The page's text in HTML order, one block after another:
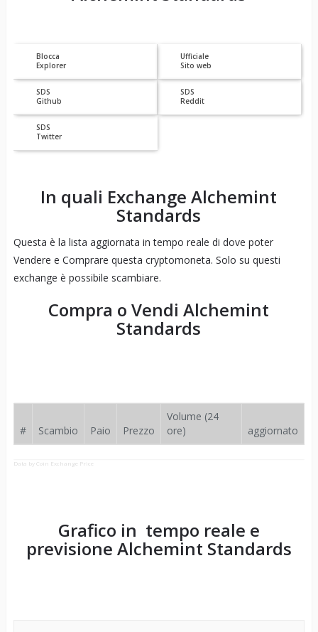
Blocca
Explorer
Ufficiale
Sito web
SDS
Github
SDS
Reddit
SDS
Twitter
In quali ExchangeAlchemint
Standards
Questa è la lista aggiornata in tempo reale di dove poter
Vendere e Comprare questa cryptomoneta. Solo su questi
exchange è possibile scambiare.
Compra o VendiAlchemint
Standards
# Scambio Paio Prezzo
Volume (24
ore)
aggiornato
Data by Coin Exchange Price
Grafico in tempo reale e
previsione Alchemint Standards